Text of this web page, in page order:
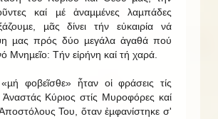
καί µέ ἀναµµένες λαµπάδες
µᾶς δίνει τήν εὐκαιρία νά
µας πρός δύο µεγάλα ἀγαθά πού
Μνηµεῖο: Τήν εἰρήνη καί τή χαρά.
φοβεῖσθε» ἦταν οἱ φράσεις τίς
Κύριος στίς Μυροφόρες καί
Του, ὅταν ἐµφανίστηκε σ'